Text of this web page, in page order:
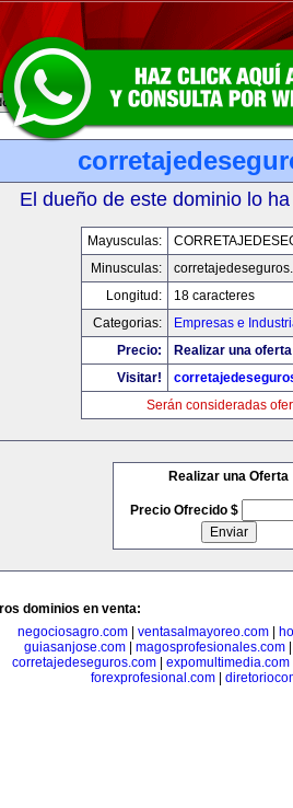
El dueño de este dominio lo
Mayusculas:
Minusculas:
Longitud:
18 caracteres
Categorias:
Empresas e
Precio:
Realizar una
Visitar!
Serán consideradas
Realizar una Oferta
Precio Ofrecido $
dominios en venta:
negociosagro.com
ventasalmayoreo.com
guiasanjose.com| magosprofesionales.com
corretajedeseguros.com
expomultimedia.com
forexprofesional.com|